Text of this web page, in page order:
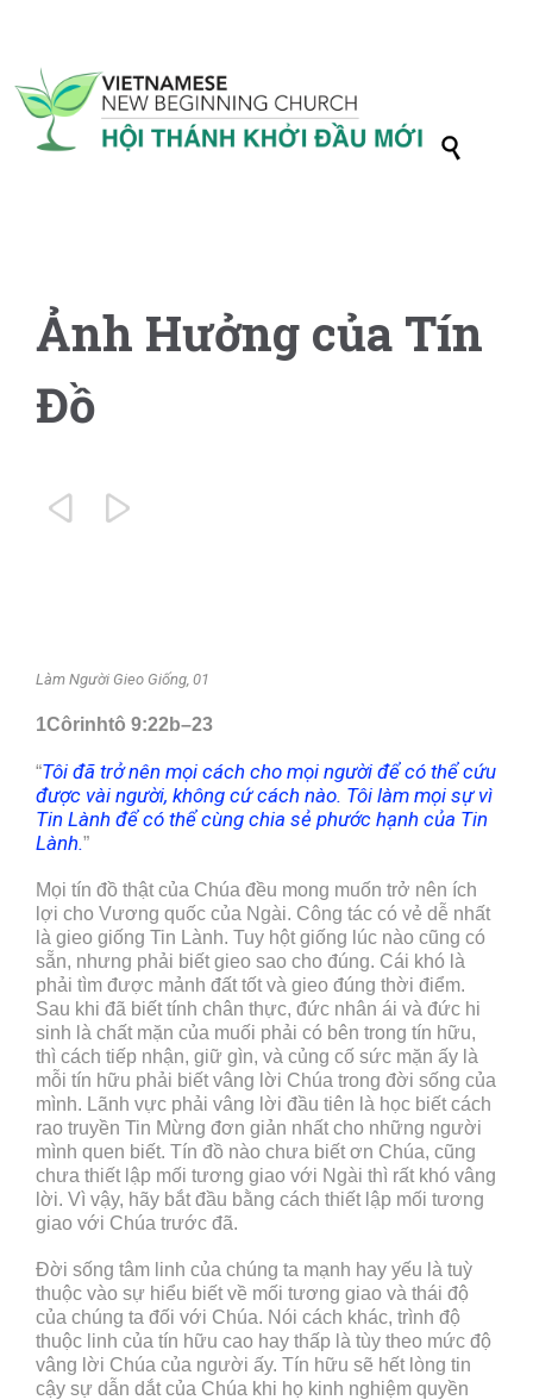

Ảnh Hưởng của Tín
Đồ
 
Làm Người Gieo Giống, 01
1Côrinhtô 9:22b–23
“Tôi đã trở nên mọi cách cho mọi người để có thể cứu
được vài người, không cứ cách nào. Tôi làm mọi sự vì
Tin Lành để có thể cùng chia sẻ phước hạnh của Tin
Lành.”
Mọi tín đồ thật của Chúa đều mong muốn trở nên ích
lợi cho Vương quốc của Ngài. Công tác có vẻ dễ nhất
là gieo giống Tin Lành. Tuy hột giống lúc nào cũng có
sẵn, nhưng phải biết gieo sao cho đúng. Cái khó là
phải tìm được mảnh đất tốt và gieo đúng thời điểm.
Sau khi đã biết tính chân thực, đức nhân ái và đức hi
sinh là chất mặn của muối phải có bên trong tín hữu,
thì cách tiếp nhận, giữ gìn, và củng cố sức mặn ấy là
mỗi tín hữu phải biết vâng lời Chúa trong đời sống của
mình. Lãnh vực phải vâng lời đầu tiên là học biết cách
rao truyền Tin Mừng đơn giản nhất cho những người
mình quen biết. Tín đồ nào chưa biết ơn Chúa, cũng
chưa thiết lập mối tương giao với Ngài thì rất khó vâng
lời. Vì vậy, hãy bắt đầu bằng cách thiết lập mối tương
giao với Chúa trước đã.
Đời sống tâm linh của chúng ta mạnh hay yếu là tuỳ
thuộc vào sự hiểu biết về mối tương giao và thái độ
của chúng ta đối với Chúa. Nói cách khác, trình độ
thuộc linh của tín hữu cao hay thấp là tùy theo mức độ
vâng lời Chúa của người ấy. Tín hữu sẽ hết lòng tin
cậy sự dẫn dắt của Chúa khi họ kinh nghiệm quyền